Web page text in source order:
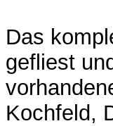
Das
gefliest
Kochfeld,